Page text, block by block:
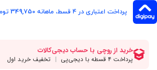
پرداخت اعتباری در ۴ قسط، ماهانه 349,750 تومان